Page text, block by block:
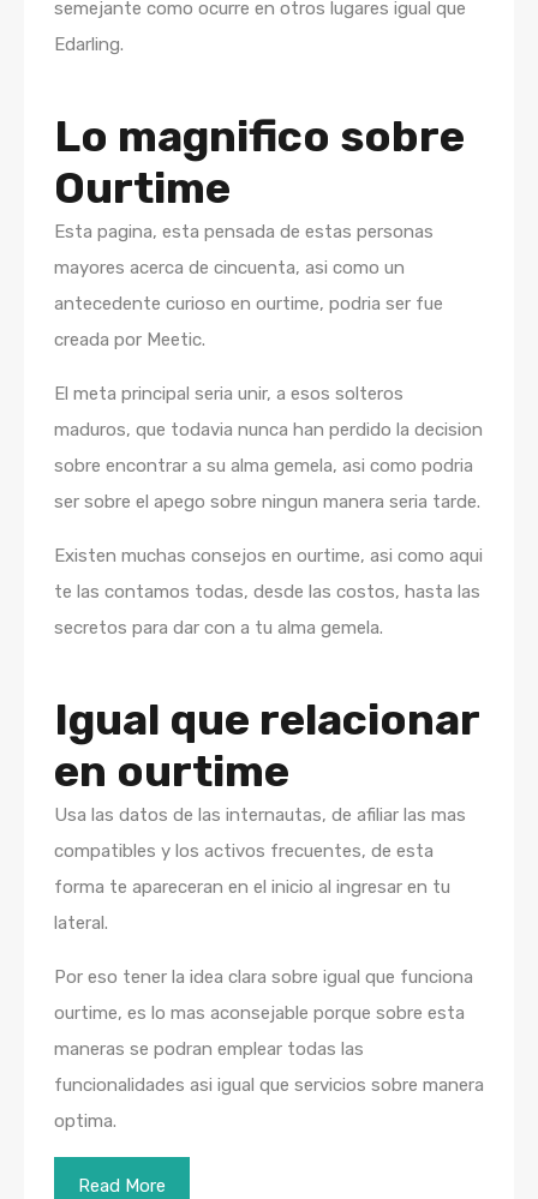
semejante como ocurre en otros lugares igual que
Edarling.
Lo magnifico sobre
Ourtime
Esta pagina, esta pensada de estas personas
mayores acerca de cincuenta, asi­ como un
antecedente curioso en ourtime, podria ser fue
creada por Meetic.
El meta principal seria unir, a esos solteros
maduros, que todavia nunca han perdido la decision
sobre encontrar a su alma gemela, asi como podri­a
ser sobre el apego sobre ningun manera seri­a tarde.
Existen muchas consejos en ourtime, asi­ como aqui
te las contamos todas, desde las costos, hasta las
secretos para dar con a tu alma gemela.
Igual que relacionar
en ourtime
Usa las datos de las internautas, de afiliar las mas
compatibles y los activos frecuentes, de esta
forma te apareceran en el inicio al ingresar en tu
lateral.
Por eso tener la idea clara sobre igual que funciona
ourtime, es lo mas aconsejable porque sobre esta
maneras se podran emplear todas las
funcionalidades asi igual que servicios sobre manera
optima.
Read More